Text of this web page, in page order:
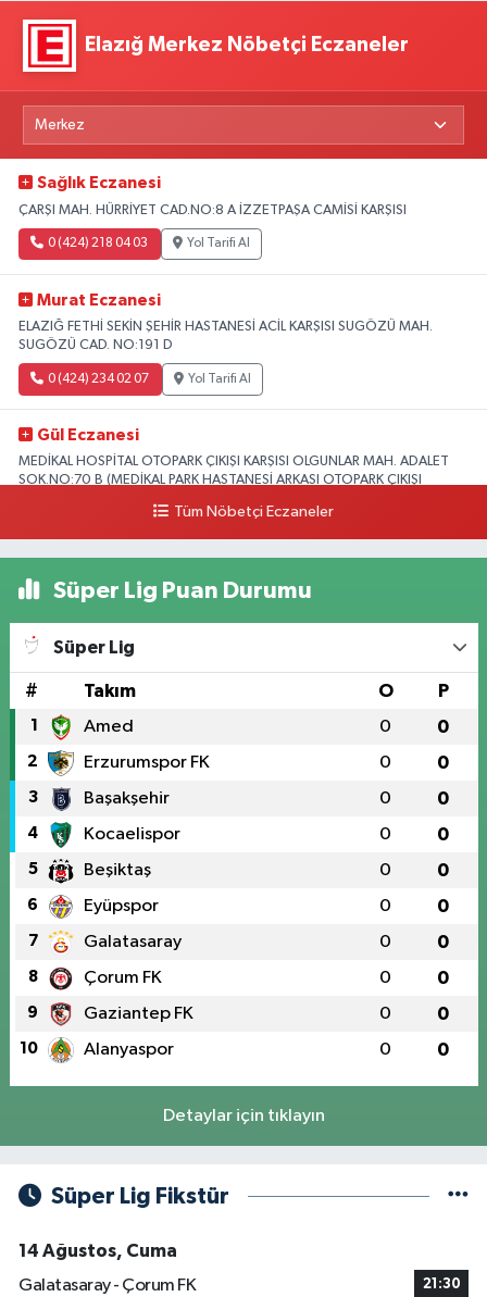
Elazığ Merkez Nöbetçi Eczaneler
Sağlık Eczanesi
ÇARŞI MAH. HÜRRİYET CAD.NO:8 A İZZETPAŞA CAMİSİ KARŞISI
0 (424) 218 04 03 Yol Tarifi Al
Murat Eczanesi
ELAZIĞ FETHİ SEKİN ŞEHİR HASTANESİ ACİL KARŞISI SUGÖZÜ MAH.
SUGÖZÜ CAD. NO:191 D
0 (424) 234 02 07 Yol Tarifi Al
Gül Eczanesi
MEDİKAL HOSPİTAL OTOPARK ÇIKIŞI KARŞISI OLGUNLAR MAH. ADALET
SOK.NO:70 B (MEDİKAL PARK HASTANESİ ARKASI OTOPARK ÇIKIŞI
Yıldız Eczanesi
Üniversite Mah.Yunus Emre Bulvarı No:2 A
Tüm Nöbetçi Eczaneler
Süper Lig Puan Durumu
Süper Lig
# Takım O P
1 Amed 0 0
2 Erzurumspor FK 0 0
3 Başakşehir 0 0
4 Kocaelispor 0 0
5 Beşiktaş 0 0
6 Eyüpspor 0 0
7 Galatasaray 0 0
8 Çorum FK 0 0
9 Gaziantep FK 0 0
10 Alanyaspor 0 0
Detaylar için tıklayın
Süper Lig Fikstür
14 Ağustos, Cuma
Galatasaray - Çorum FK
21:30